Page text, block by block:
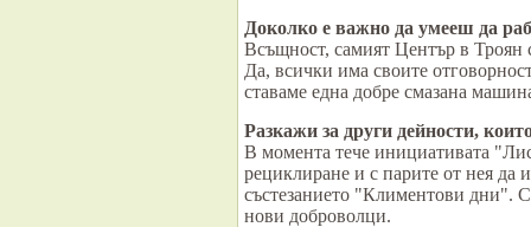
Доколко е важно да умееш да
Всъщност, самият Център в Троян
Да, всички има своите
ставаме една добре смазана
Разкажи за други дейности,
В момента тече инициативата
рециклиране и с парите от нея да
състезанието "Климентови дни".
нови доброволци.